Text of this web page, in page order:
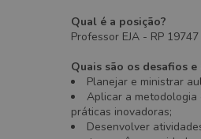
Qual é a posição?
Professor EJA - RP
Quais são os desafios
Planejar e ministrar
Aplicar a metodologia
práticas inovadoras;
Desenvolver